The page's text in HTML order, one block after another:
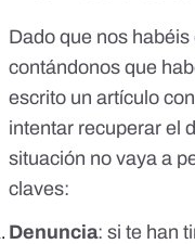
Dado que nos
contándonos que
escrito un artículo
intentar recuperar el
situación no vaya a
claves:
Denuncia: si te han